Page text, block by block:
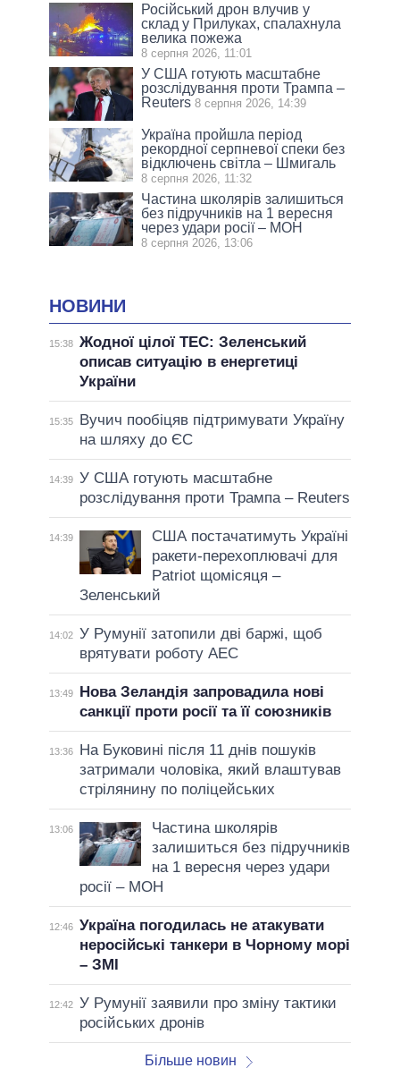
Російський дрон влучив у
склад у Прилуках, спалахнула
велика пожежа
8 серпня 2026, 11:01
У США готують масштабне
розслідування проти Трампа –
Reuters 8 серпня 2026, 14:39
Україна пройшла період
рекордної серпневої спеки без
відключень світла – Шмигаль
8 серпня 2026, 11:32
Частина школярів залишиться
без підручників на 1 вересня
через удари росії – МОН
8 серпня 2026, 13:06
НОВИНИ
15:38 Жодної цілої ТЕС: Зеленський
описав ситуацію в енергетиці
України
15:35
Вучич пообіцяв підтримувати Україну
на шляху до ЄС
14:39 У США готують масштабне
розслідування проти Трампа – Reuters
14:39
США постачатимуть Україні
ракети-перехоплювачі для
Patriot щомісяця –
Зеленський
14:02 У Румунії затопили дві баржі, щоб
врятувати роботу АЕС
13:49
Нова Зеландія запровадила нові
санкції проти росії та її союзників
13:36
На Буковині після 11 днів пошуків
затримали чоловіка, який влаштував
стрілянину по поліцейських
13:06
Частина школярів
залишиться без підручників
на 1 вересня через удари
росії – МОН
12:46 Україна погодилась не атакувати
неросійські танкери в Чорному морі
– ЗМІ
12:42 У Румунії заявили про зміну тактики
російських дронів
Більше новин